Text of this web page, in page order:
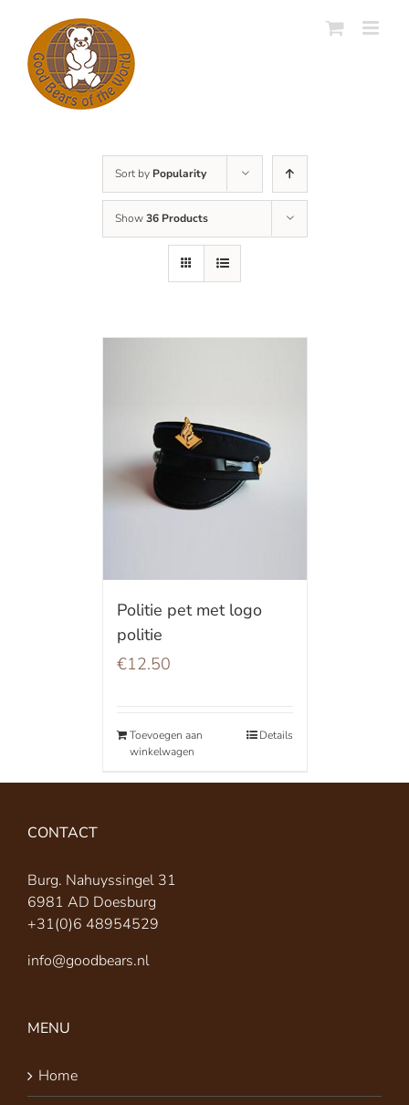
content
Sort by Popularity
Show36 Products
Politie pet met logo
politie
€12.50
Toevoegen aan
winkelwagen
Details
CONTACT
Burg. Nahuyssingel 31
6981 AD Doesburg
+31(0)6 48954529
info@goodbears.nl
MENU
Home